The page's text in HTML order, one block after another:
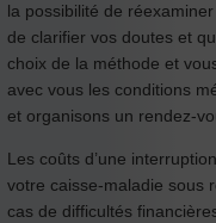
la possibilité de
de clarifier vos doutes et
choix de la méthode et
avec vous les conditions
et organisons un rendez-
Les coûts d’une
votre caisse-maladie sous
cas de difficultés